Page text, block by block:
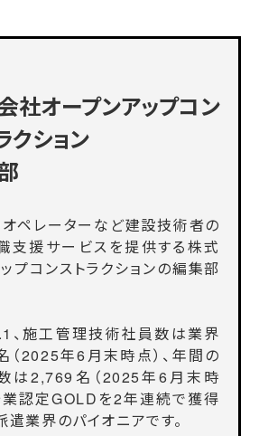
社オープンアップコン
クション
ペレーターなど建設技術者の
支援サービスを提供する株式
プコンストラクションの編集部
、施工管理技術社員数は業界
（2025年6月末時点）、年間の
は2,769名（2025年6月末時
業認定GOLDを2年連続で獲得
遣業界のパイオニアです。